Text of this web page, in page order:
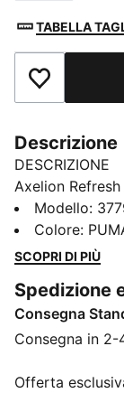
TABELLA
Aggiungi ai
Descrizione
DESCRIZIONE
Axelion
design fresco,
Axelion al
rinforzo
ottimo
SOFTFOAM+:
tacco più
Modello:
Colore:
SCOPRI DI PIÙ
Spedizione
Consegna
Consegna in
Offerta